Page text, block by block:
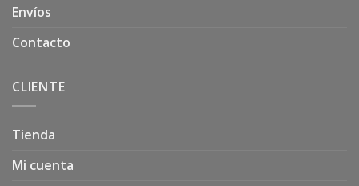
Envíos
Contacto
CLIENTE
Tienda
Mi cuenta